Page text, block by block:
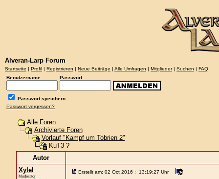
Alveran-Larp Forum
Startseite | Profil | Registrieren | Neue Beiträge | Alle Umfragen | Mitglieder| Suchen | FAQ
Benutzername:
Passwort:
Passwort speichern
Passwort vergessen?
Alle Foren
Archivierte Foren
Vorlauf "Kampf um Tobrien 2"
KuT3 ?
Autor
Xylel
Moderator
Erstellt am: 02 Oct 2016 : 13:19:27 Uhr